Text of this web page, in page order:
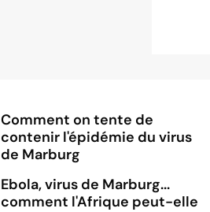
Comment on tente de
contenir l'épidémie du virus
de Marburg
Ebola, virus de Marburg...
comment l'Afrique peut-elle